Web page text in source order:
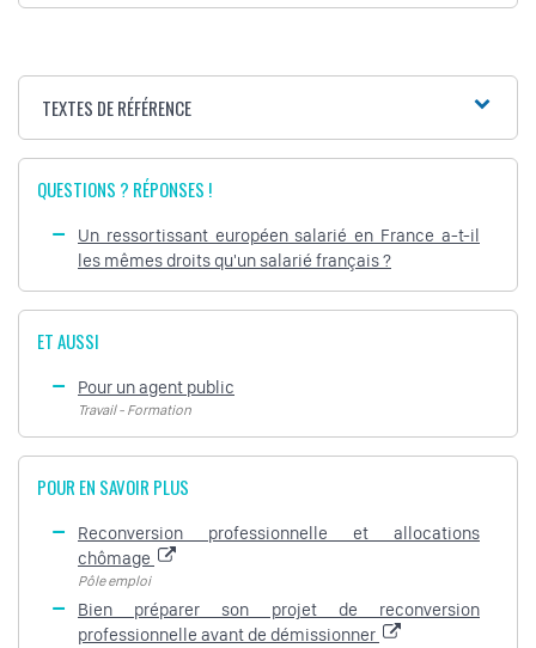
TEXTES DE RÉFÉRENCE
QUESTIONS ? RÉPONSES !
Un ressortissant européen salarié en France a-t-il
les mêmes droits qu'un salarié français ?
ET AUSSI
Pour un agent public
Travail - Formation
POUR EN SAVOIR PLUS
Reconversion professionnelle et allocations
chômage
Pôle emploi
Bien préparer son projet de reconversion
professionnelle avant de démissionner